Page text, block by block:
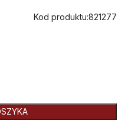
Kod produktu:821277